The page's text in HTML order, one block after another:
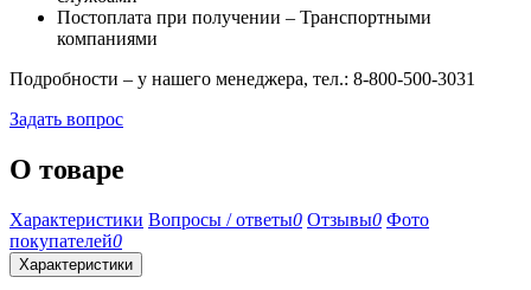
Постоплата при получении – Транспортными
компаниями
Подробности – у нашего менеджера, тел.: 8-800-500-3031
Задать вопрос
О товаре
Характеристики Вопросы / ответы0 Отзывы0 Фото
покупателей0
Характеристики